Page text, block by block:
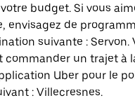
budget. Si vous
envisagez de
suivante : Servon.
commander un trajet à
Uber pour le
: Villecresnes.